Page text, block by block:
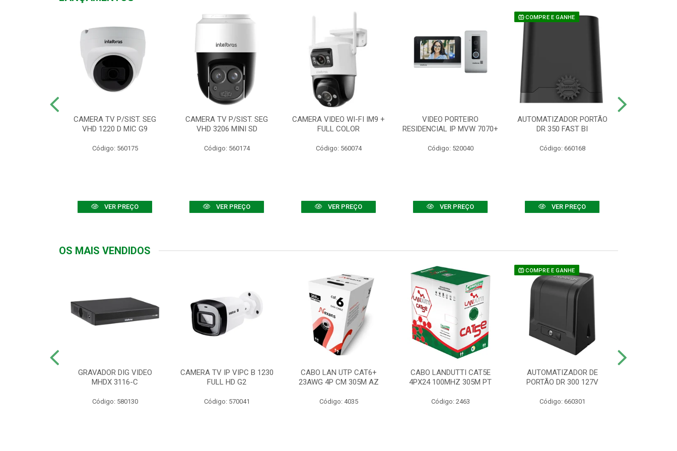
CAMERA TV P/SIST. SEG
VHD 1220 D MIC G9
Código: 560175
VER PREÇO
CAMERA TV P/SIST. SEG
VHD 3206 MINI SD
Código: 560174
VER PREÇO
CAMERA VIDEO WI-FI IM9 +
FULL COLOR
Código: 560074
VER PREÇO
VIDEO PORTEIRO
RESIDENCIAL IP MVW 7070+
Código: 520040
VER PREÇO
COMPRE E GANHE
AUTOMATIZADOR PORTÃO
DR 350 FAST BI
Código: 660168
VER PREÇO
OS MAIS VENDIDOS
GRAVADOR DIG VIDEO
MHDX 3116-C
Código: 580130
CAMERA TV IP VIPC B 1230
FULL HD G2
Código: 570041
CABO LAN UTP CAT6+
23AWG 4P CM 305M AZ
Código: 4035
CABO LANDUTTI CAT5E
4PX24 100MHZ 305M PT
Código: 2463
COMPRE E GANHE
AUTOMATIZADOR DE
PORTÃO DR 300 127V
Código: 660301